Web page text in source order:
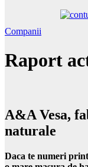
Companii
Raport
A&A Vesa,
naturale
Daca te numeri